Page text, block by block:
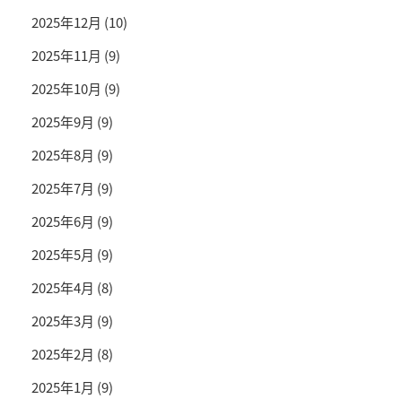
2025年12月 (10)
2025年11月 (9)
2025年10月 (9)
2025年9月 (9)
2025年8月 (9)
2025年7月 (9)
2025年6月 (9)
2025年5月 (9)
2025年4月 (8)
2025年3月 (9)
2025年2月 (8)
2025年1月 (9)